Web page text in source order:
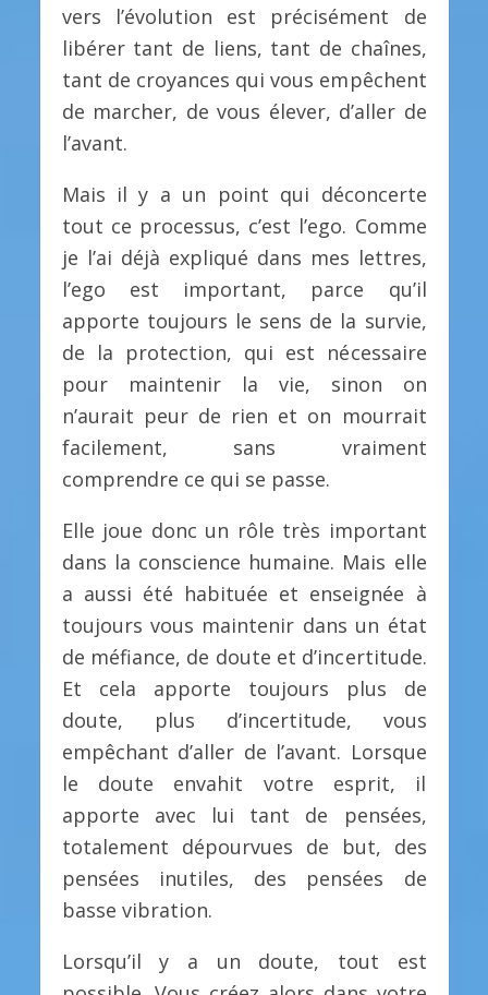
vers l’évolution est précisément de
libérer tant de liens, tant de chaînes,
tant de croyances qui vous empêchent
de marcher, de vous élever, d’aller de
l’avant.
Mais il y a un point qui déconcerte
tout ce processus, c’est l’ego. Comme
je l’ai déjà expliqué dans mes lettres,
l’ego est important, parce qu’il
apporte toujours le sens de la survie,
de la protection, qui est nécessaire
pour maintenir la vie, sinon on
n’aurait peur de rien et on mourrait
facilement, sans vraiment
comprendre ce qui se passe.
Elle joue donc un rôle très important
dans la conscience humaine. Mais elle
a aussi été habituée et enseignée à
toujours vous maintenir dans un état
de méfiance, de doute et d’incertitude.
Et cela apporte toujours plus de
doute, plus d’incertitude, vous
empêchant d’aller de l’avant. Lorsque
le doute envahit votre esprit, il
apporte avec lui tant de pensées,
totalement dépourvues de but, des
pensées inutiles, des pensées de
basse vibration.
Lorsqu’il y a un doute, tout est